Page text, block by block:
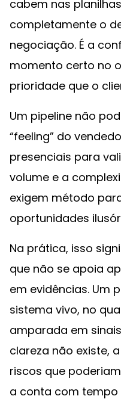
cabem nas
completamente o
negociação. É a
momento certo no
prioridade que o
Um pipeline não
“feeling” do
presenciais para
volume e a
exigem método
oportunidades
Na prática, isso
que não se apoia
em evidências. Um
sistema vivo, no
amparada em
clareza não existe,
riscos que
a conta com